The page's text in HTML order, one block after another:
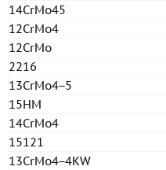
14CrMo45
12CrMo4
12CrMo
2216
13CrMo4−5
15HM
14CrMo4
15121
13CrMo4−4KW